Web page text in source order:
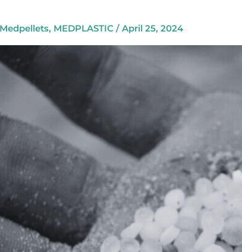
Medpellets, MEDPLASTIC / April 25, 2024